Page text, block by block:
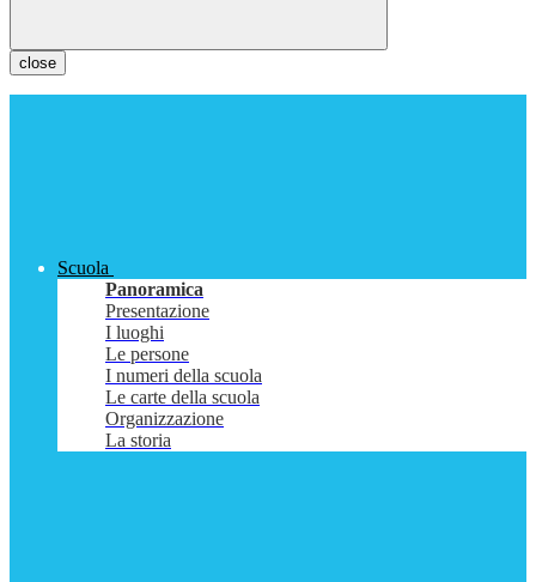
close
Scuola
Panoramica
Presentazione
I luoghi
Le persone
I numeri della scuola
Le carte della scuola
Organizzazione
La storia